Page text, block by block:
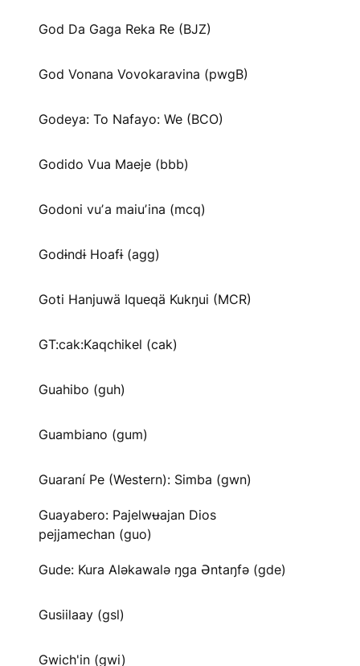
God Da Gaga Reka Re (BJZ)
God Vonana Vovokaravina (pwgB)
Godeya: To Nafayo: We (BCO)
Godido Vua Maeje (bbb)
Godoni vuʼa maiuʼina (mcq)
Godɨndɨ Hoafɨ (agg)
Goti Hanjuwä Iqueqä Kukŋui (MCR)
GT:cak:Kaqchikel (cak)
Guahibo (guh)
Guambiano (gum)
Guaraní Pe (Western): Simba (gwn)
Guayabero: Pajelwʉajan Dios
pejjamechan (guo)
Gude: Kura Aləkawalə ŋga Əntaŋfə (gde)
Gusiilaay (gsl)
Gwich'in (gwi)